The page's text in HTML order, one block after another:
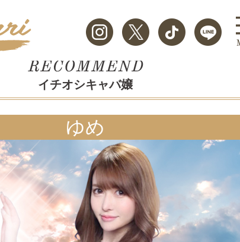
イチオシキャバ嬢
ゆめ